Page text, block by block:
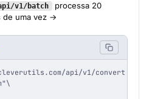
v1/batch
processa 20
de uma vez →
api/v1/convert \
"\